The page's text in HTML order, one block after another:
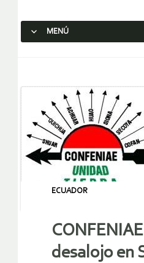
MENÚ
ECUADOR
desalojo en